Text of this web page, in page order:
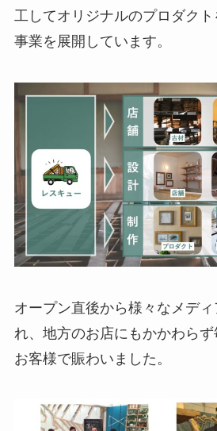
工してオリジナルのプロダク
事業を展開しています。
オープン直後から様々なメデ
れ、地方のお店にもかかわら
お客様で賑わいました。